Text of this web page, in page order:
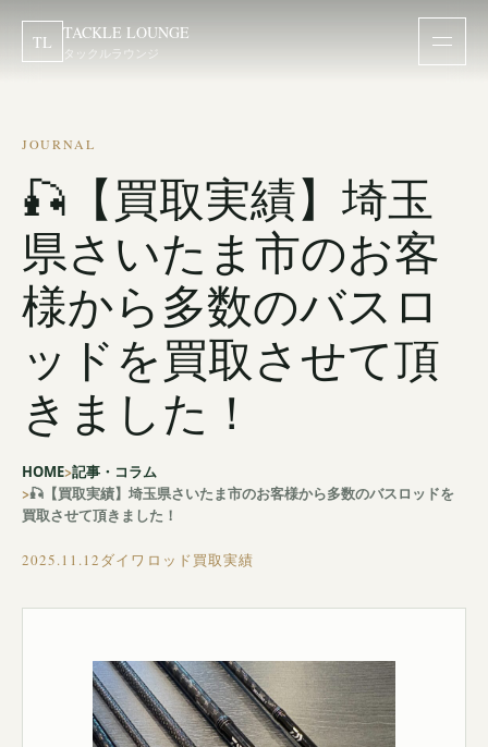
TL TACKLE LOUNGE
タックルラウンジ
JOURNAL
🎣【買取実績】埼玉
県さいたま市のお客
様から多数のバスロ
ッドを買取させて頂
きました！
HOME 記事・コラム
🎣【買取実績】埼玉県さいたま市のお客様から多数のバスロッドを
買取させて頂きました！
2025.11.12ダイワロッド買取実績